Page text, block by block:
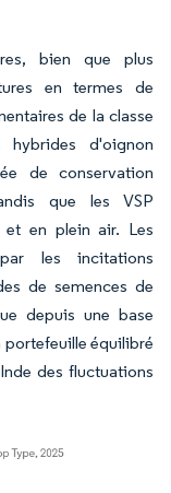
bien que plus
en termes de
de la classe
hybrides d'oignon
de conservation
que les VSP
et en plein air. Les
les incitations
de semences de
depuis une base
équilibré
des fluctuations